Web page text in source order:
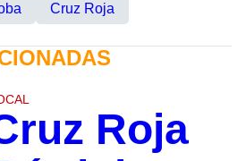
Cruz Roja
Roja